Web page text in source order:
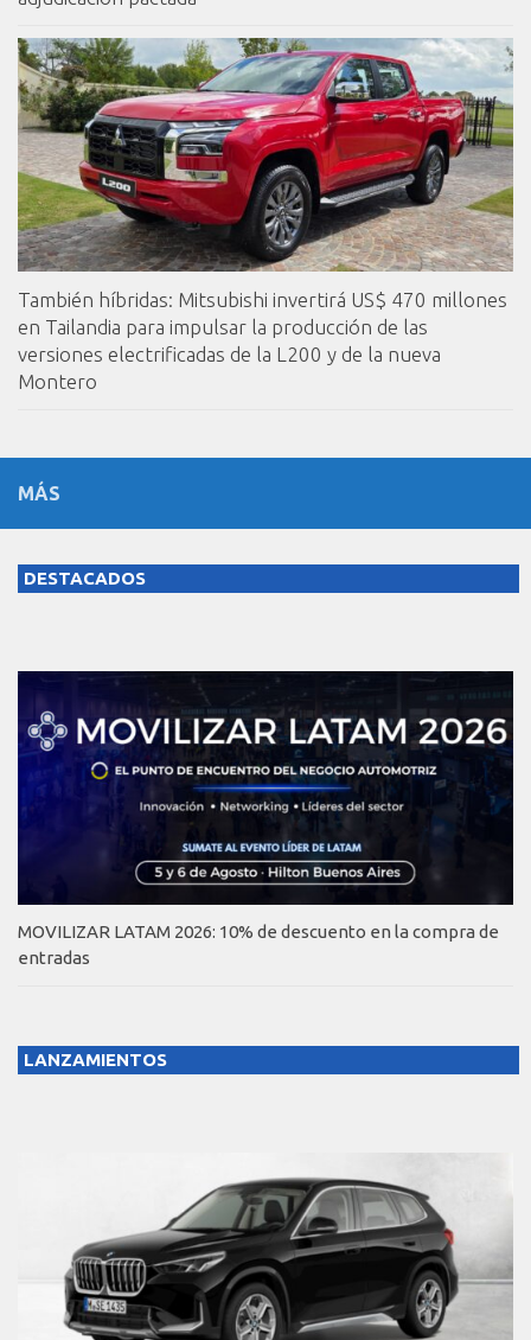
También híbridas: Mitsubishi invertirá US$ 470 millones
en Tailandia para impulsar la producción de las
versiones electrificadas de la L200 y de la nueva
Montero
MÁS
DESTACADOS
MOVILIZAR LATAM 2026: 10% de descuento en la compra de
entradas
LANZAMIENTOS